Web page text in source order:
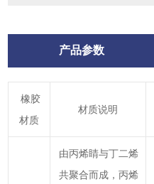
产品参数
橡胶
材质
材质说明
由丙烯睛与丁二烯
共聚合而成，丙烯